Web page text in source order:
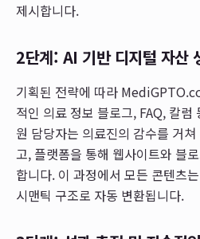
제시합니다.
2단계: AI 기반 디지털 자산
기획된 전략에 따라
적인 의료 정보 블로그, FAQ, 칼럼
원 담당자는 의료진의 감수를 거
고, 플랫폼을 통해 웹사이트와 블
합니다. 이 과정에서 모든 콘텐츠
시맨틱 구조로 자동 변환됩니다.